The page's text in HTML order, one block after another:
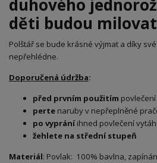
duhového
děti budou
Polštář se bude krásné výjmat a díky
nepřehlédne.
Doporučená údržba:
před prvním použitím
perte naruby v nepřeplněné
po vypráníihned povlečení
žehlete na střední stupeň
Materiál: Povlak: 100% bavlna,